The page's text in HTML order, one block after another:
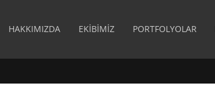
HAKKIMIZDA EKIBIMIZ PORTFOLYOLAR